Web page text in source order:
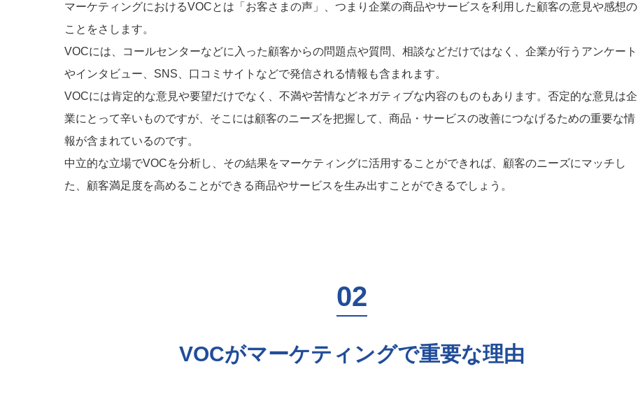
マーケティングにおけるVOCとは「お客さまの声」、つまり企業の商品やサービスを利用した顧客の意見や感想の
ことをさします。
VOCには、コールセンターなどに入った顧客からの問題点や質問、相談などだけではなく、企業が行うアンケート
やインタビュー、SNS、口コミサイトなどで発信される情報も含まれます。
VOCには肯定的な意見や要望だけでなく、不満や苦情などネガティブな内容のものもあります。否定的な意見は企
業にとって辛いものですが、そこには顧客のニーズを把握して、商品・サービスの改善につなげるための重要な情
報が含まれているのです。
中立的な立場でVOCを分析し、その結果をマーケティングに活用することができれば、顧客のニーズにマッチし
た、顧客満足度を高めることができる商品やサービスを生み出すことができるでしょう。
VOCがマーケティングで重要な理由